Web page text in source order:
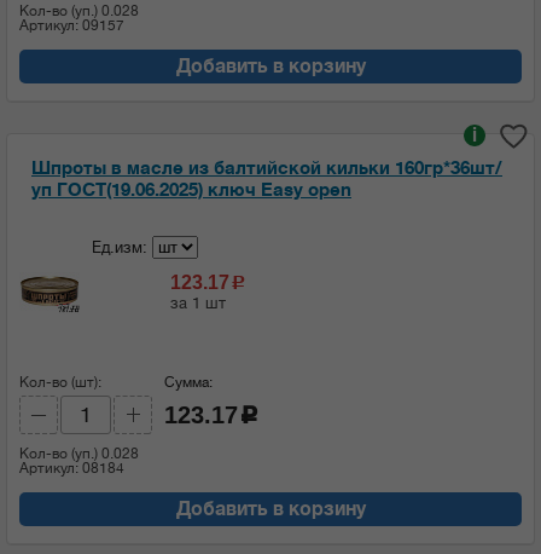
Кол-во (уп.) 0.028
Артикул: 09157
Добавить в корзину
Шпроты в масле из балтийской кильки 160гр*36шт/
уп ГОСТ(19.06.2025) ключ Easy open
i
Ед.изм:
123.17 c
за 1 шт
Кол-во (шт):
Кол-во (уп.) 0.028
Артикул: 08184
Сумма:
123.17 c
Добавить в корзину